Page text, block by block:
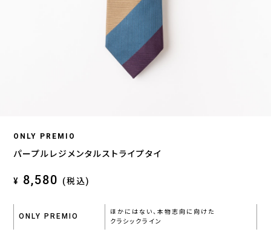
ONLY PREMIO
パープルレジメンタルストライプタイ
¥ 8,580 (税込)
ONLY PREMIO
ほかにはない、本物志向に向けた
クラシックライン